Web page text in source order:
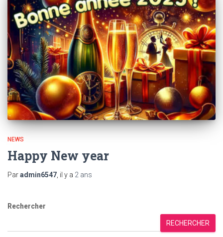
NEWS
Happy New year
Paradmin6547 , il y a 2 ans
Rechercher
RECHERCHER